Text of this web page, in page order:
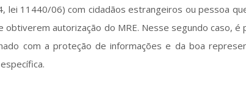
lei 11440/06) com cidadãos estrangeiros ou pessoa
autorização do MRE. Nesse segundo caso, é
com a proteção de informações e da boa